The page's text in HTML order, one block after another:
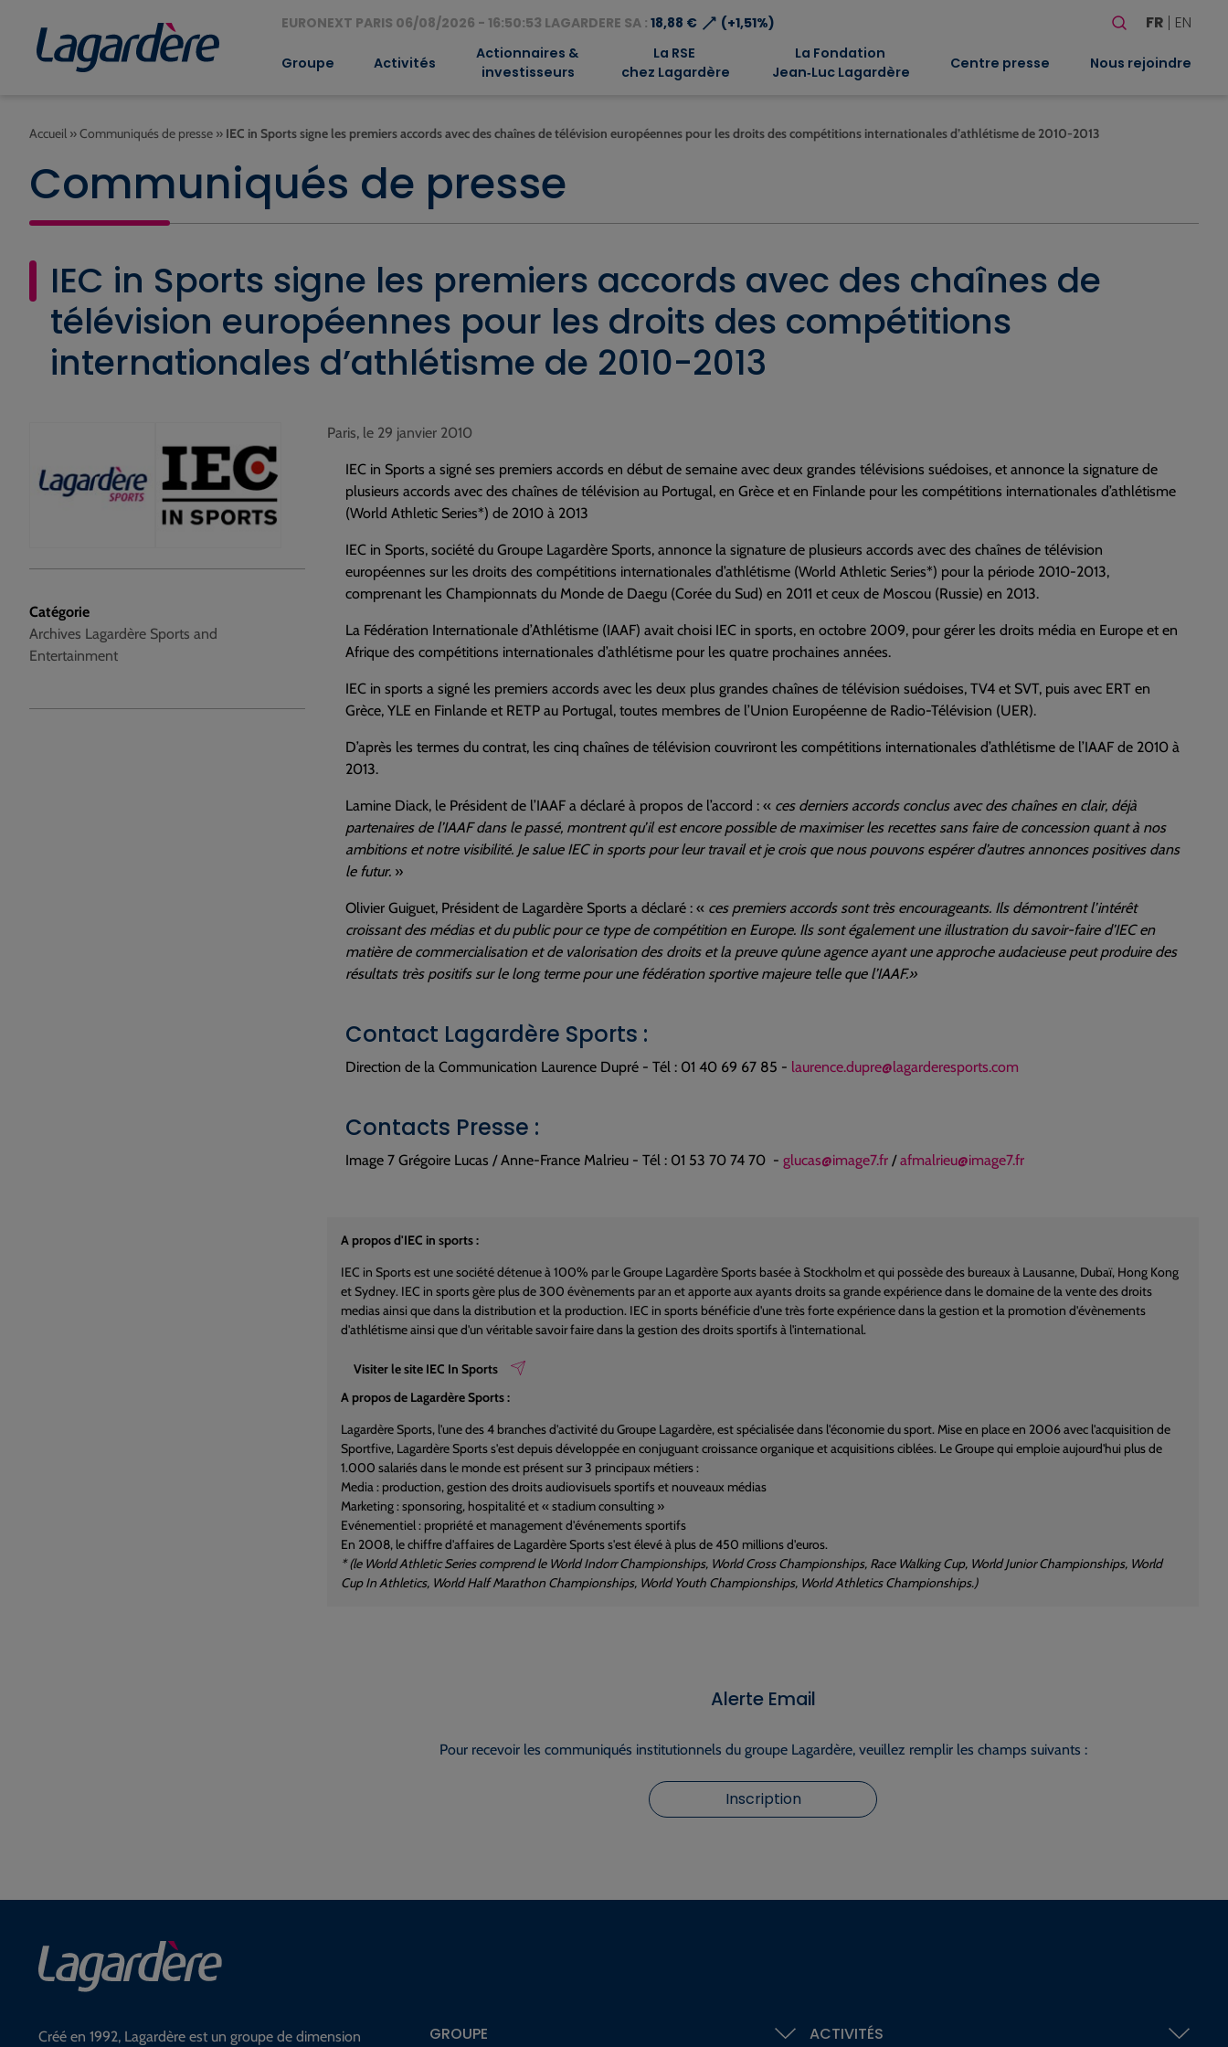
EURONEXT PARIS 06/08/2026 - 16:50:53 LAGARDERE SA : 18,88 €⟶ (+1,51%)
Rechercher
FR EN
Groupe Activités
Actionnaires &
investisseurs
La RSE
chez Lagardère
La Fondation
Jean‑Luc Lagardère
Centre presse Nous rejoindre
Accueil »Communiqués de presse » IEC in Sports signe les premiers accords avec des chaînes de télévision européennes pour les droits des compétitions internationales d’athlétisme de 2010-2013
Communiqués de presse
IEC in Sports signe les premiers accords avec des chaînes de
télévision européennes pour les droits des compétitions
internationales d’athlétisme de 2010-2013
Catégorie
Archives Lagardère Sports and
Entertainment
Paris, le 29 janvier 2010
IEC in Sports a signé ses premiers accords en début de semaine avec deux grandes télévisions suédoises, et annonce la signature de
plusieurs accords avec des chaînes de télévision au Portugal, en Grèce et en Finlande pour les compétitions internationales d’athlétisme
(World Athletic Series*) de 2010 à 2013
IEC in Sports, société du Groupe Lagardère Sports, annonce la signature de plusieurs accords avec des chaînes de télévision
européennes sur les droits des compétitions internationales d’athlétisme (World Athletic Series*) pour la période 2010-2013,
comprenant les Championnats du Monde de Daegu (Corée du Sud) en 2011 et ceux de Moscou (Russie) en 2013.
La Fédération Internationale d’Athlétisme (IAAF) avait choisi IEC in sports, en octobre 2009, pour gérer les droits média en Europe et en
Afrique des compétitions internationales d’athlétisme pour les quatre prochaines années.
IEC in sports a signé les premiers accords avec les deux plus grandes chaînes de télévision suédoises, TV4 et SVT, puis avec ERT en
Grèce, YLE en Finlande et RETP au Portugal, toutes membres de l’Union Européenne de Radio-Télévision (UER).
D’après les termes du contrat, les cinq chaînes de télévision couvriront les compétitions internationales d’athlétisme de l’IAAF de 2010 à
2013.
Lamine Diack, le Président de l’IAAF a déclaré à propos de l’accord : « ces derniers accords conclus avec des chaînes en clair, déjà
partenaires de l’IAAF dans le passé, montrent qu’il est encore possible de maximiser les recettes sans faire de concession quant à nos
ambitions et notre visibilité. Je salue IEC in sports pour leur travail et je crois que nous pouvons espérer d’autres annonces positives dans
le futur. »
Olivier Guiguet, Président de Lagardère Sports a déclaré : « ces premiers accords sont très encourageants. Ils démontrent l’intérêt
croissant des médias et du public pour ce type de compétition en Europe. Ils sont également une illustration du savoir-faire d’IEC en
matière de commercialisation et de valorisation des droits et la preuve qu’une agence ayant une approche audacieuse peut produire des
résultats très positifs sur le long terme pour une fédération sportive majeure telle que l’IAAF.»
Contact Lagardère Sports :
Direction de la Communication Laurence Dupré - Tél : 01 40 69 67 85 - laurence.dupre@lagarderesports.com
Contacts Presse :
Image 7 Grégoire Lucas / Anne-France Malrieu - Tél : 01 53 70 74 70 - glucas@image7.fr /afmalrieu@image7.fr
A propos d'IEC in sports :
IEC in Sports est une société détenue à 100% par le Groupe Lagardère Sports basée à Stockholm et qui possède des bureaux à Lausanne, Dubaï, Hong Kong
et Sydney. IEC in sports gère plus de 300 évènements par an et apporte aux ayants droits sa grande expérience dans le domaine de la vente des droits
medias ainsi que dans la distribution et la production. IEC in sports bénéficie d'une très forte expérience dans la gestion et la promotion d'évènements
d'athlétisme ainsi que d'un véritable savoir faire dans la gestion des droits sportifs à l'international.
Visiter le site IEC In Sports
A propos de Lagardère Sports :
Lagardère Sports, l'une des 4 branches d'activité du Groupe Lagardère, est spécialisée dans l'économie du sport. Mise en place en 2006 avec l'acquisition de
Sportfive, Lagardère Sports s'est depuis développée en conjuguant croissance organique et acquisitions ciblées. Le Groupe qui emploie aujourd'hui plus de
1.000 salariés dans le monde est présent sur 3 principaux métiers :
Media : production, gestion des droits audiovisuels sportifs et nouveaux médias
Marketing : sponsoring, hospitalité et « stadium consulting »
Evénementiel : propriété et management d'événements sportifs
En 2008, le chiffre d'affaires de Lagardère Sports s'est élevé à plus de 450 millions d'euros.
* (le World Athletic Series comprend le World Indorr Championships, World Cross Championships, Race Walking Cup, World Junior Championships, World
Cup In Athletics, World Half Marathon Championships, World Youth Championships, World Athletics Championships.)
Alerte Email
Pour recevoir les communiqués institutionnels du groupe Lagardère, veuillez remplir les champs suivants :
Inscription
Créé en 1992, Lagardère est un groupe de dimension GROUPE ACTIVITÉS